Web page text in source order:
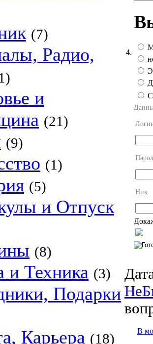
(7)
Радио,
и
(21)
(9)
(1)
(5)
и Отпуск
(8)
и Техника (3)
Подарки
Карьера (18)
4.
Ник
В